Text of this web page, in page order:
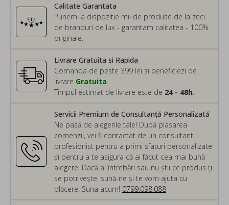
Calitate Garantata
Punem la dispozitie mii de produse de la zeci
de branduri de lux - garantam calitatea - 100%
originale.
Servicii Premium de Consultanță Personalizată
Ne pasă de alegerile tale! După plasarea
comenzii, vei fi contactat de un consultant
profesionist pentru a primi sfaturi personalizate
și pentru a te asigura că ai făcut cea mai bună
alegere. Dacă ai întrebări sau nu știi ce produs ți
se potrivește, sună-ne și te vom ajuta cu
plăcere! Suna acum! 0799.098.088
Livrare Gratuita si Rapida
Comanda de peste 399 lei si beneficiezi de
livrare Gratuita
Timpul estimat de livrare este de 24 - 48h